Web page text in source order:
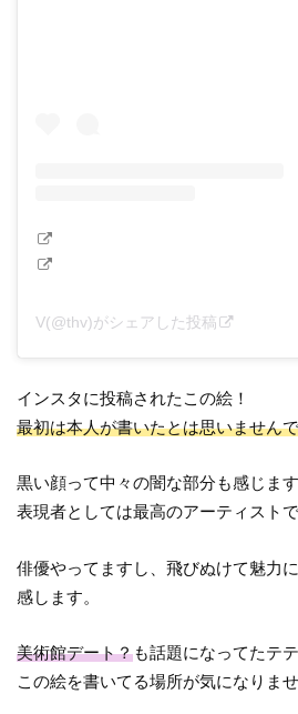
V(@thv)がシェアした投稿
インスタに投稿されたこの絵！
最初は本人が書いたとは思いません
黒い顔って中々の闇な部分も感じま
表現者としては最高のアーティストで
俳優やってますし、飛びぬけて魅力
感します。
美術館デート？も話題になってたテ
この絵を書いてる場所が気になりま